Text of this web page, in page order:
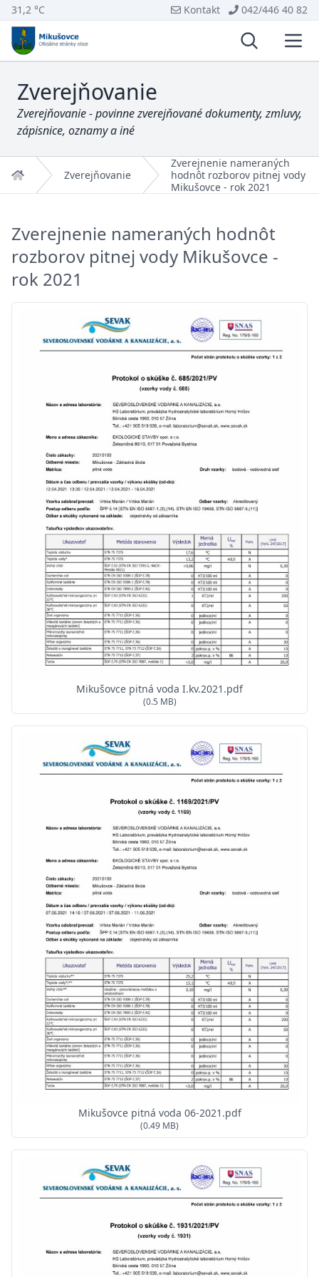
31,2 °C Kontakt 042/446 40 82
Vyhľadávanie
Zverejňovanie
Zverejňovanie - povinne zverejňované dokumenty, zmluvy,
zápisnice, oznamy a iné
Domov Zverejňovanie
Zverejnenie nameraných
hodnôt rozborov pitnej vody
Mikušovce - rok 2021
Zverejnenie nameraných hodnôt
rozborov pitnej vody Mikušovce -
rok 2021
Mikušovce pitná voda I.kv.2021.pdf
(0.5 MB)
Mikušovce pitná voda 06-2021.pdf
(0.49 MB)